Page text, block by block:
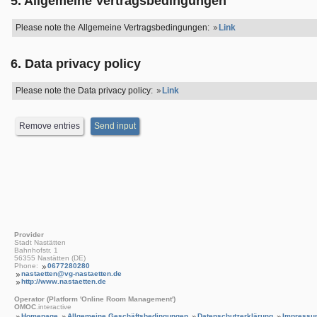
Please note the Allgemeine Vertragsbedingungen: Link
6. Data privacy policy
Please note the Data privacy policy: Link
Provider
Stadt Nastätten
Bahnhofstr. 1
56355 Nastätten (DE)
Phone:
0677280280
nastaetten@vg-nastaetten.de
http://www.nastaetten.de
Operator (Platform 'Online Room Management')
OMOC .interactive